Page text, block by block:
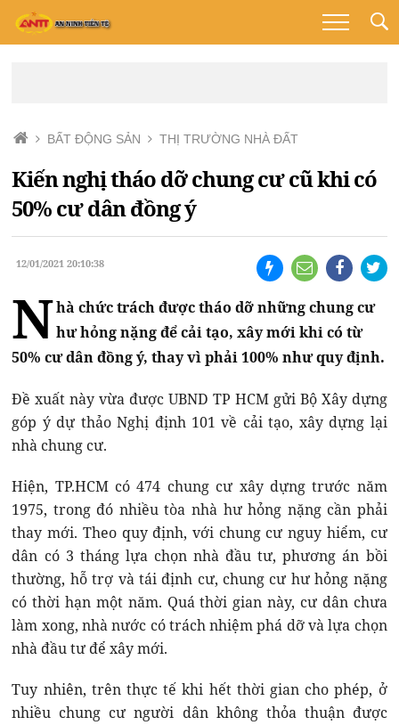
BẤT ĐỘNG SẢN THỊ TRƯỜNG NHÀ ĐẤT
Kiến nghị tháo dỡ chung cư cũ khi có
50% cư dân đồng ý
12/01/2021 20:10:38
Nhà chức trách được tháo dỡ những chung cư
hư hỏng nặng để cải tạo, xây mới khi có từ
50% cư dân đồng ý, thay vì phải 100% như quy định.
Đề xuất này vừa được UBND TP HCM gửi Bộ Xây dựng
góp ý dự thảo Nghị định 101 về cải tạo, xây dựng lại
nhà chung cư.
Hiện, TP.HCM có 474 chung cư xây dựng trước năm
1975, trong đó nhiều tòa nhà hư hỏng nặng cần phải
thay mới. Theo quy định, với chung cư nguy hiểm, cư
dân có 3 tháng lựa chọn nhà đầu tư, phương án bồi
thường, hỗ trợ và tái định cư, chung cư hư hỏng nặng
có thời hạn một năm. Quá thời gian này, cư dân chưa
làm xong, nhà nước có trách nhiệm phá dỡ và lựa chọn
nhà đầu tư để xây mới.
Tuy nhiên, trên thực tế khi hết thời gian cho phép, ở
nhiều chung cư người dân không thỏa thuận được